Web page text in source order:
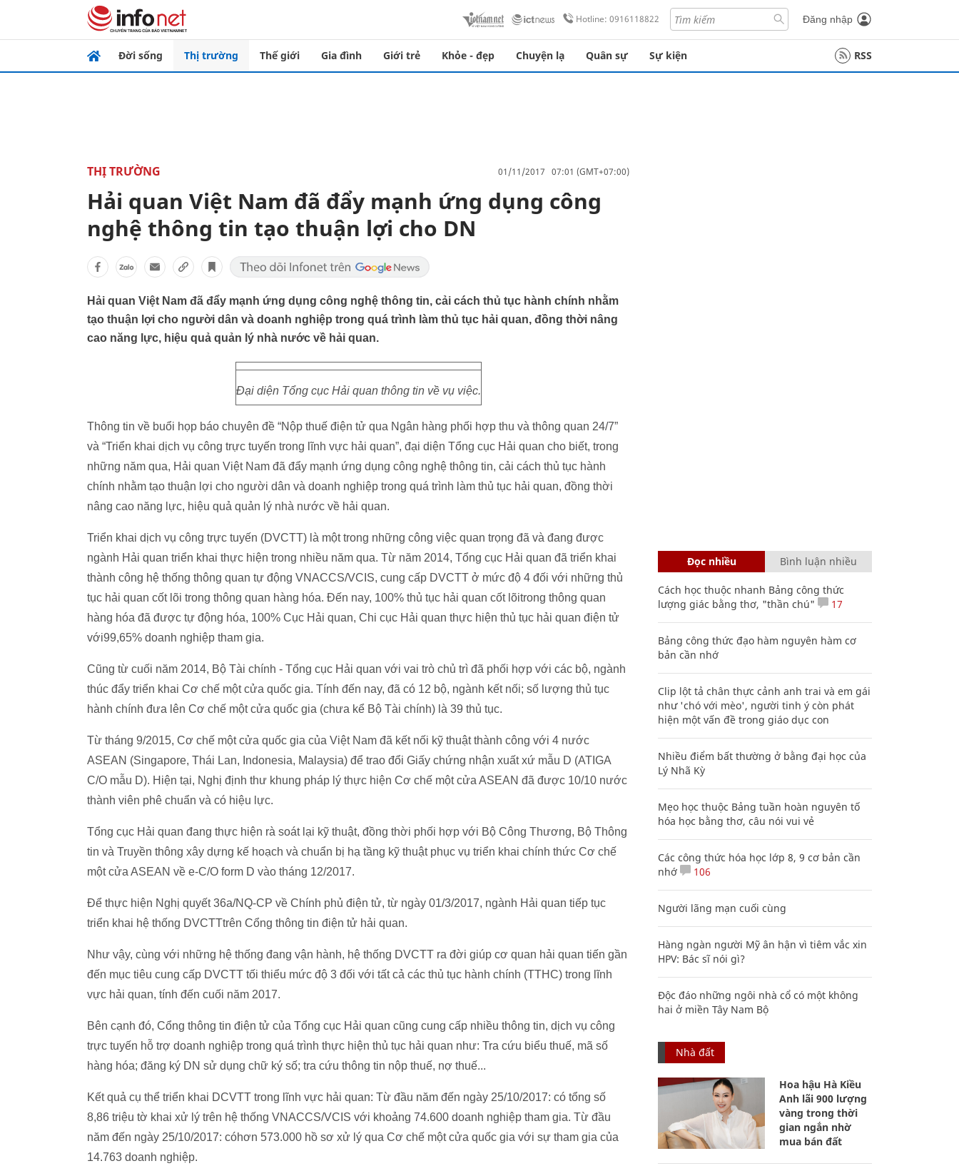
Hotline: 0916118822 Đăng nhập
Đời sống Thị trường Thế giới Gia đình Giới trẻ Khỏe - đẹp Chuyện lạ Quân sự Sự kiện RSS
THỊ TRƯỜNG 01/11/2017 07:01 (GMT+07:00)
Hải quan Việt Nam đã đẩy mạnh ứng dụng công
nghệ thông tin tạo thuận lợi cho DN
Hải quan Việt Nam đã đẩy mạnh ứng dụng công nghệ thông tin, cải cách thủ tục hành chính nhằm
tạo thuận lợi cho người dân và doanh nghiệp trong quá trình làm thủ tục hải quan, đồng thời nâng
cao năng lực, hiệu quả quản lý nhà nước về hải quan.
Đại diện Tổng cục Hải quan thông tin về vụ việc.
Thông tin về buổi họp báo chuyên đề “Nộp thuế điện tử qua Ngân hàng phối hợp thu và thông quan 24/7”
và “Triển khai dịch vụ công trực tuyến trong lĩnh vực hải quan”, đại diện Tổng cục Hải quan cho biết, trong
những năm qua, Hải quan Việt Nam đã đẩy mạnh ứng dụng công nghệ thông tin, cải cách thủ tục hành
chính nhằm tạo thuận lợi cho người dân và doanh nghiệp trong quá trình làm thủ tục hải quan, đồng thời
nâng cao năng lực, hiệu quả quản lý nhà nước về hải quan.
Triển khai dịch vụ công trực tuyến (DVCTT) là một trong những công việc quan trọng đã và đang được
ngành Hải quan triển khai thực hiện trong nhiều năm qua. Từ năm 2014, Tổng cục Hải quan đã triển khai
thành công hệ thống thông quan tự động VNACCS/VCIS, cung cấp DVCTT ở mức độ 4 đối với những thủ
tục hải quan cốt lõi trong thông quan hàng hóa. Đến nay, 100% thủ tục hải quan cốt lõitrong thông quan
hàng hóa đã được tự động hóa, 100% Cục Hải quan, Chi cục Hải quan thực hiện thủ tục hải quan điện tử
với99,65% doanh nghiệp tham gia.
Cũng từ cuối năm 2014, Bộ Tài chính - Tổng cục Hải quan với vai trò chủ trì đã phối hợp với các bộ, ngành
thúc đẩy triển khai Cơ chế một cửa quốc gia. Tính đến nay, đã có 12 bộ, ngành kết nối; số lượng thủ tục
hành chính đưa lên Cơ chế một cửa quốc gia (chưa kể Bộ Tài chính) là 39 thủ tục.
Từ tháng 9/2015, Cơ chế một cửa quốc gia của Việt Nam đã kết nối kỹ thuật thành công với 4 nước
ASEAN (Singapore, Thái Lan, Indonesia, Malaysia) để trao đổi Giấy chứng nhận xuất xứ mẫu D (ATIGA
C/O mẫu D). Hiện tại, Nghị định thư khung pháp lý thực hiện Cơ chế một cửa ASEAN đã được 10/10 nước
thành viên phê chuẩn và có hiệu lực.
Tổng cục Hải quan đang thực hiện rà soát lại kỹ thuật, đồng thời phối hợp với Bộ Công Thương, Bộ Thông
tin và Truyền thông xây dựng kế hoạch và chuẩn bị hạ tầng kỹ thuật phục vụ triển khai chính thức Cơ chế
một cửa ASEAN về e-C/O form D vào tháng 12/2017.
Để thực hiện Nghị quyết 36a/NQ-CP về Chính phủ điện tử, từ ngày 01/3/2017, ngành Hải quan tiếp tục
triển khai hệ thống DVCTTtrên Cổng thông tin điện tử hải quan.
Như vậy, cùng với những hệ thống đang vận hành, hệ thống DVCTT ra đời giúp cơ quan hải quan tiến gần
đến mục tiêu cung cấp DVCTT tối thiểu mức độ 3 đối với tất cả các thủ tục hành chính (TTHC) trong lĩnh
vực hải quan, tính đến cuối năm 2017.
Bên cạnh đó, Cổng thông tin điện tử của Tổng cục Hải quan cũng cung cấp nhiều thông tin, dịch vụ công
trực tuyến hỗ trợ doanh nghiệp trong quá trình thực hiện thủ tục hải quan như: Tra cứu biểu thuế, mã số
hàng hóa; đăng ký DN sử dụng chữ ký số; tra cứu thông tin nộp thuế, nợ thuế...
Kết quả cụ thể triển khai DCVTT trong lĩnh vực hải quan: Từ đầu năm đến ngày 25/10/2017: có tổng số
8,86 triệu tờ khai xử lý trên hệ thống VNACCS/VCIS với khoảng 74.600 doanh nghiệp tham gia. Từ đầu
năm đến ngày 25/10/2017: cóhơn 573.000 hồ sơ xử lý qua Cơ chế một cửa quốc gia với sự tham gia của
14.763 doanh nghiệp.
Đọc nhiều Bình luận nhiều
Cách học thuộc nhanh Bảng công thức
lượng giác bằng thơ, "thần chú"
17
Bảng công thức đạo hàm nguyên hàm cơ
bản cần nhớ
Clip lột tả chân thực cảnh anh trai và em gái
như 'chó với mèo', người tinh ý còn phát
hiện một vấn đề trong giáo dục con
Nhiều điểm bất thường ở bằng đại học của
Lý Nhã Kỳ
Mẹo học thuộc Bảng tuần hoàn nguyên tố
hóa học bằng thơ, câu nói vui vẻ
Các công thức hóa học lớp 8, 9 cơ bản cần
nhớ
106
Người lãng mạn cuối cùng
Hàng ngàn người Mỹ ân hận vì tiêm vắc xin
HPV: Bác sĩ nói gì?
Độc đáo những ngôi nhà cổ có một không
hai ở miền Tây Nam Bộ
Nhà đất
Hoa hậu Hà Kiều
Anh lãi 900 lượng
vàng trong thời
gian ngắn nhờ
mua bán đất